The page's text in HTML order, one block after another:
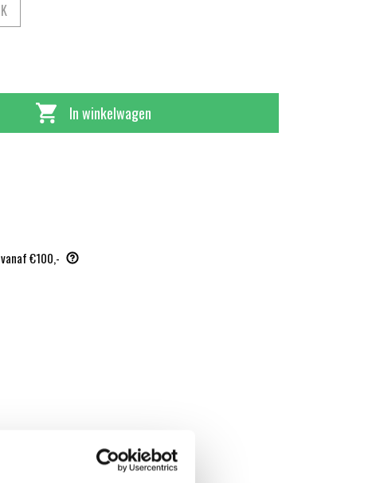
In winkelwagen
€100,-